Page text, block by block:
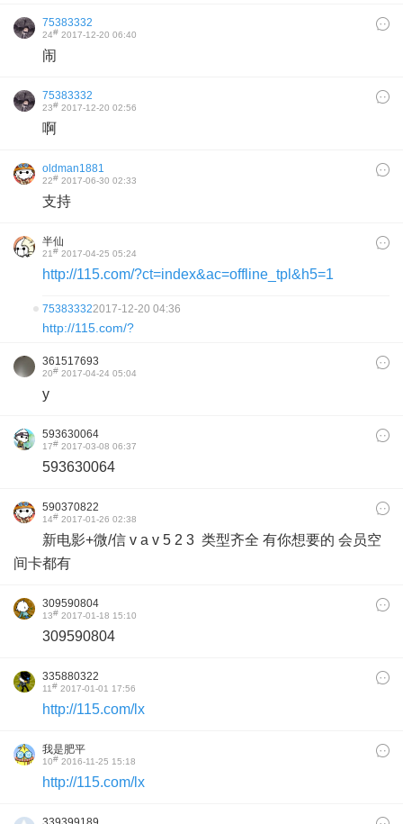
75383332
24# 2017-12-20 06:40
闹
75383332
23# 2017-12-20 02:56
啊
oldman1881
22# 2017-06-30 02:33
支持
半仙
21# 2017-04-25 05:24
http://115.com/?ct=index&ac=offline_tpl&h5=1
753833322017-12-20 04:36
http://115.com/?
361517693
20# 2017-04-24 05:04
y
593630064
17# 2017-03-08 06:37
593630064
590370822
14# 2017-01-26 02:38
新电影+微/信 v a v 5 2 3 类型齐全 有你想要的 会员空
间卡都有
309590804
13# 2017-01-18 15:10
309590804
335880322
11# 2017-01-01 17:56
http://115.com/lx
我是肥平
10# 2016-11-25 15:18
http://115.com/lx